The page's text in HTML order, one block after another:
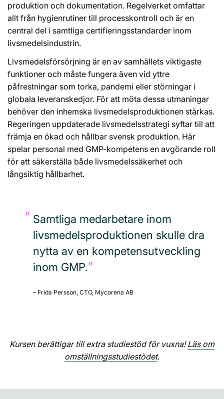
produktion och dokumentation. Regelverket omfattar
allt från hygienrutiner till processkontroll och är en
central del i samtliga certifieringsstandarder inom
livsmedelsindustrin.
Livsmedelsförsörjning är en av samhällets viktigaste
funktioner och måste fungera även vid yttre
påfrestningar som torka, pandemi eller störningar i
globala leveranskedjor. För att möta dessa utmaningar
behöver den inhemska livsmedelsproduktionen stärkas.
Regeringen uppdaterade livsmedelsstrategi syftar till att
främja en ökad och hållbar svensk produktion. Här
spelar personal med GMP-kompetens en avgörande roll
för att säkerställa både livsmedelssäkerhet och
långsiktig hållbarhet.
Samtliga medarbetare inom
livsmedelsproduktionen skulle dra
nytta av en kompetensutveckling
inom GMP.
– Frida Persson, CTO, Mycorena AB
Kursen berättigar till extra studiestöd för vuxna!Läs om
omställningsstudiestödet.